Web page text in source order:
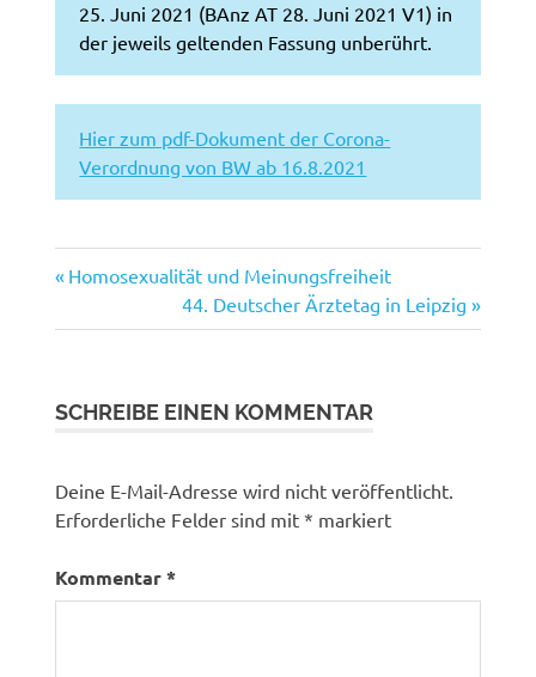
25. Juni 2021 (BAnz AT 28. Juni 2021 V1) in
der jeweils geltenden Fassung unberührt.
Hier zum pdf-Dokument der Corona-
Verordnung von BW ab 16.8.2021
Beitragsnavigation
Vorheriger
Homosexualität und Meinungsfreiheit
Nächster
Beitrag:
44. Deutscher Ärztetag in Leipzig
SCHREIBE EINEN KOMMENTAR
Deine E-Mail-Adresse wird nicht veröffentlicht.
Erforderliche Felder sind mit* markiert
Kommentar*